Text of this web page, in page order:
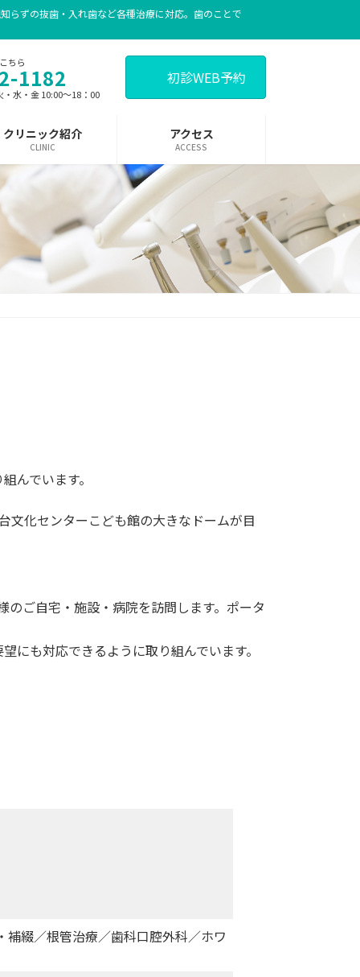
らずの抜歯・入れ歯など各種治療に対応。歯のことで
ちら
1182
・水・金 10:00～18：00
初診WEB予約
クリニック紹介
CLINIC
アクセス
ACCESS
んでいます。
文化センターこども館の大きなドームが目
ご自宅・施設・病院を訪問します。ポータ
にも対応できるように取り組んでいます。
綴／根管治療／歯科口腔外科／ホワ